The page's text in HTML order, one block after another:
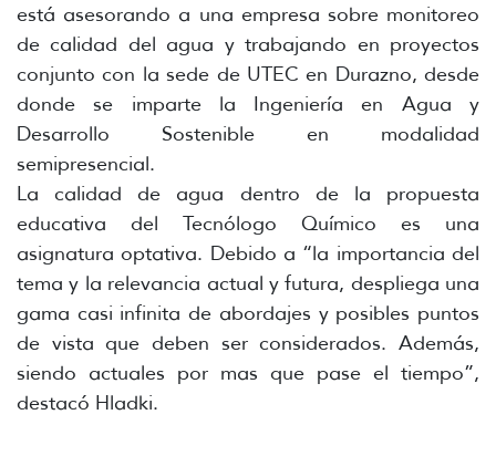
está asesorando a una empresa sobre monitoreo
de calidad del agua y trabajando en proyectos
conjunto con la sede de UTEC en Durazno, desde
donde se imparte la Ingeniería en Agua y
Desarrollo Sostenible en modalidad
semipresencial.
La calidad de agua dentro de la propuesta
educativa del Tecnólogo Químico es una
asignatura optativa. Debido a “la importancia del
tema y la relevancia actual y futura, despliega una
gama casi infinita de abordajes y posibles puntos
de vista que deben ser considerados. Además,
siendo actuales por mas que pase el tiempo”,
destacó Hladki.